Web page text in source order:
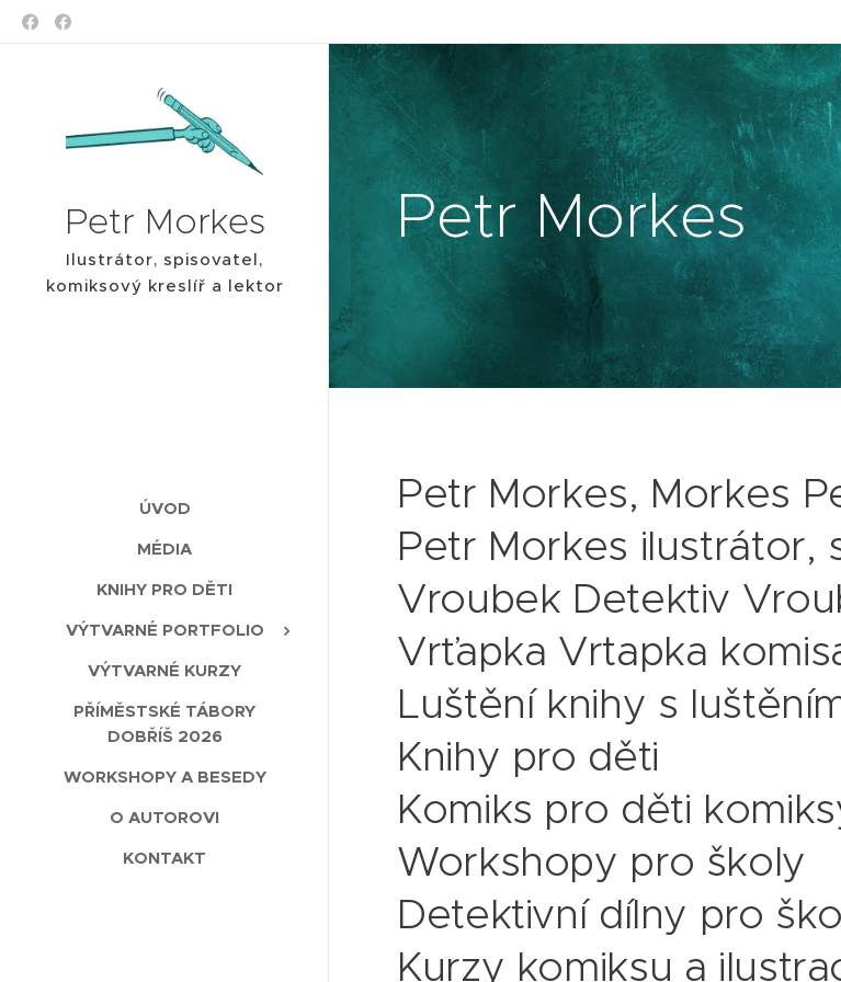
Petr Morkes
Ilustrátor, spisovatel,
komiksový kreslíř a lektor
ÚVOD
MÉDIA
KNIHY PRO DĚTI
VÝTVARNÉ PORTFOLIO
VÝTVARNÉ KURZY
PŘÍMĚSTSKÉ TÁBORY
DOBŘÍŠ 2026
WORKSHOPY A BESEDY
O AUTOROVI
KONTAKT
Petr Morkes
Petr Morkes, Morkes
Petr Morkes ilustrátor,
Vroubek Detektiv
Vrťapka Vrtapka
Luštění knihy s
Knihy pro děti
Komiks pro děti
Workshopy pro školy
Detektivní dílny pro
Kurzy komiksu a